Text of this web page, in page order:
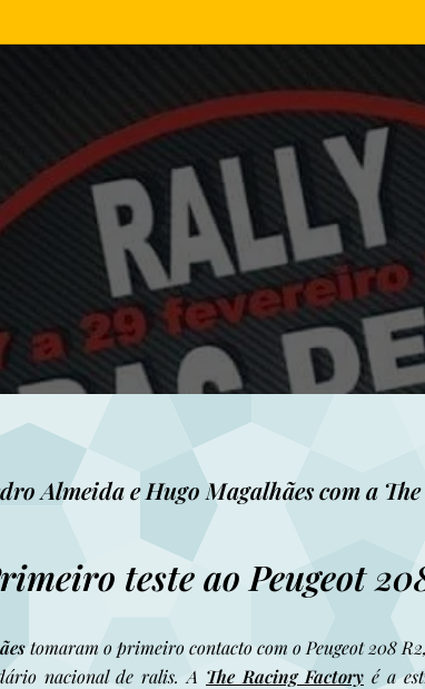
Almeida e Hugo Magalhães com a
teste ao Peugeot
tomaram o primeiro contacto com o Peugeot 208
nacional de ralis. A The Racing Factory é a